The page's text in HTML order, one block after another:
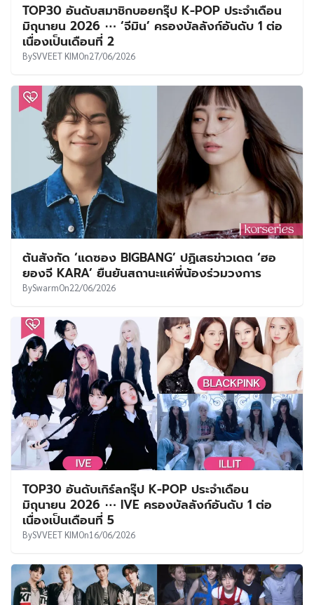
TOP30 อันดับสมาชิกบอยกรุ๊ป K-POP ประจำเดือน
มิถุนายน 2026 ⋯ ‘จีมิน’ ครองบัลลังก์อันดับ 1 ต่อ
เนื่องเป็นเดือนที่ 2
BySVVEET KIMOn27/06/2026
ต้นสังกัด ‘แดซอง BIGBANG’ ปฏิเสธข่าวเดต ‘ฮอ
ยองจี KARA’ ยืนยันสถานะแค่พี่น้องร่วมวงการ
BySwarmOn22/06/2026
TOP30 อันดับเกิร์ลกรุ๊ป K-POP ประจำเดือน
มิถุนายน 2026 ⋯ IVE ครองบัลลังก์อันดับ 1 ต่อ
เนื่องเป็นเดือนที่ 5
BySVVEET KIMOn16/06/2026